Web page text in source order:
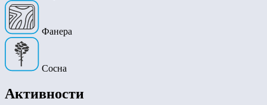
Фанера
Сосна
Активности